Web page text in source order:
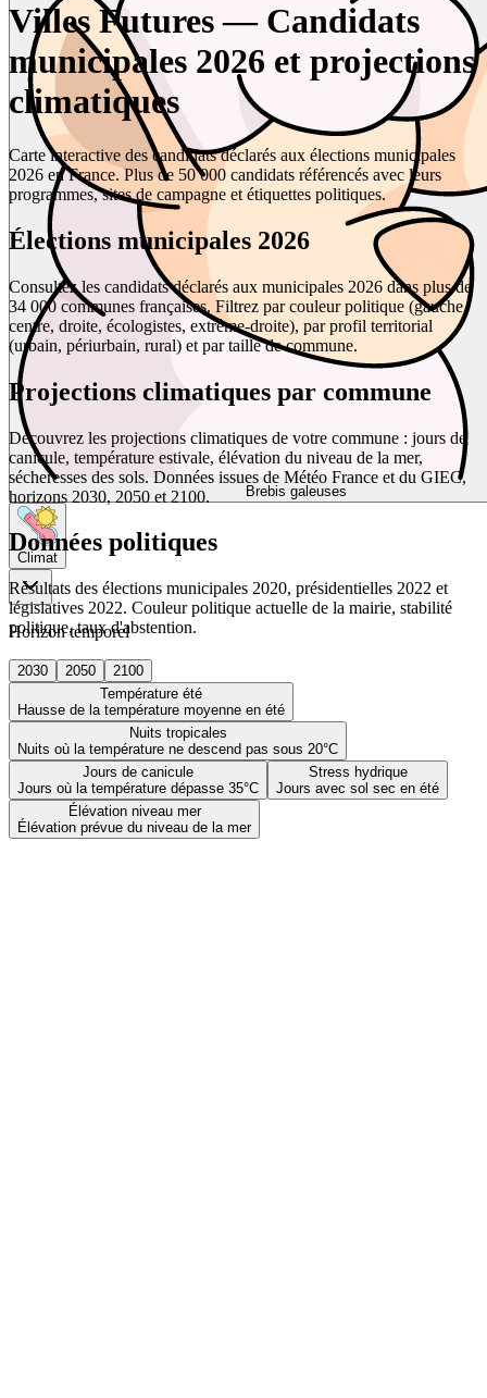
Brebis galeuses
Climat
Horizon temporel
2030 2050
2100
Température été
Hausse de la température moyenne en été
Nuits tropicales
Nuits où la température ne descend pas sous 20°C
Jours de canicule
Jours où la température dépasse 35°C
Stress hydrique
Jours avec sol sec en été
Élévation niveau mer
Élévation prévue du niveau de la mer
Villes Futures — Candidats
municipales 2026 et projections
climatiques
Carte interactive des candidats déclarés aux élections municipales
2026 en France. Plus de 50 000 candidats référencés avec leurs
programmes, sites de campagne et étiquettes politiques.
Élections municipales 2026
Consultez les candidats déclarés aux municipales 2026 dans plus de
34 000 communes françaises. Filtrez par couleur politique (gauche,
centre, droite, écologistes, extrême-droite), par profil territorial
(urbain, périurbain, rural) et par taille de commune.
Projections climatiques par commune
Découvrez les projections climatiques de votre commune : jours de
canicule, température estivale, élévation du niveau de la mer,
sécheresses des sols. Données issues de Météo France et du GIEC,
horizons 2030, 2050 et 2100.
Données politiques
Résultats des élections municipales 2020, présidentielles 2022 et
législatives 2022. Couleur politique actuelle de la mairie, stabilité
politique, taux d'abstention.